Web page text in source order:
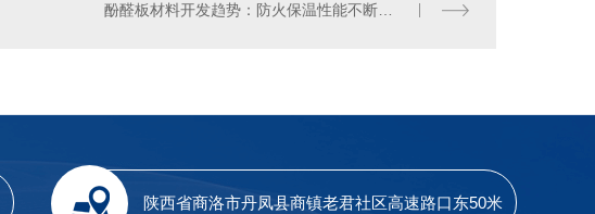
酚醛板材料开发趋势：防火保温性能不断提升
陕西省商洛市丹凤县商镇老君社区高速路口东50米